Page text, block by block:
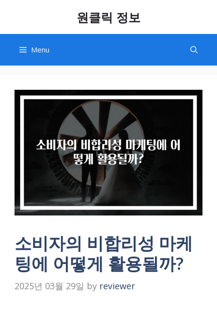
content
원클릭 정보
Menu
소비자의 비합리성 마케
팅에 어떻게 활용될까?
2025년 03월 29일 by reviewer